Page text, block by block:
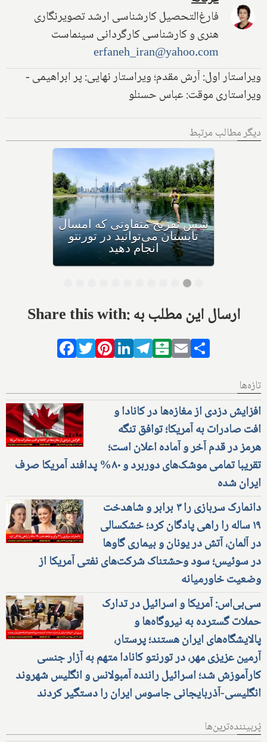
فارغ‌التحصیل کارشناسی ارشد تصویرنگاری
هنری و کارشناسی کارگردانی سینماست
erfaneh_iran@yahoo.com
ویراستار اول: آرش مقدم؛ ویراستار نهایی: پر ابراهیمی -
ویراستاری موقت: عباس حسنلو
دیگر مطالب مرتبط
زیردریایی گردشگران تایتانیک،
در نزدیکی آن و سواحل
نیوفاندلند کانادا ناپدید شد
Share this with: ارسال این مطلب به
Facebook
TwitterPinterestLinkedIn
Telegram
Balatarin
Email
تازه‌ها
افزایش دزدی از مغازه‌ها در کانادا و
افت صادرات به آمریکا؛ توافق تنگه
هرمز در قدم آخر و آماده اعلان است؛
تقریبا تمامی موشک‌های دوربرد و ۸۰% پدافند آمریکا صرف
ایران شده
دانمارک سربازی را ۳ برابر و شاهدخت
۱۹ ساله را راهی پادگان کرد؛ خشکسالی
در آلمان، آتش در یونان و بیماری گاوها
در سوئیس؛ سود وحشتناک شرکت‌های نفتی آمریکا از
وضعیت خاورمیانه
سی‌بی‌اس: آمریکا و اسرائیل در تدارک
حملات گسترده به نیروگاه‌ها و
پالایشگاه‌های ایران هستند؛ پرستار،
آرمین عزیزی مهر، در تورنتو کانادا متهم به آزار جنسی
کارآموزش شد؛ اسرائیل راننده آمبولانس و انگلیس شهروند
انگلیسی-آذربایجانی جاسوس ایران را دستگیر کردند
پُربیننده‌ترین‌ها